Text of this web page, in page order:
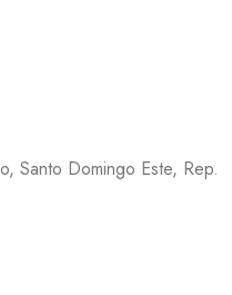
Santo Domingo Este, Rep.